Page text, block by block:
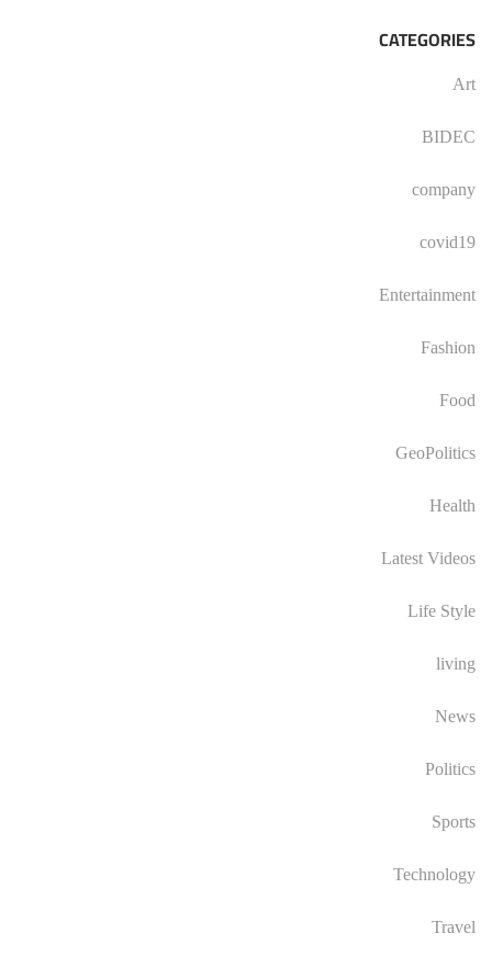
CATEGORIES
Art
BIDEC
company
covid19
Entertainment
Fashion
Food
GeoPolitics
Health
Latest Videos
Life Style
living
News
Politics
Sports
Technology
Travel